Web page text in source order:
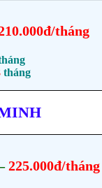
tháng
tháng
225.000đ/tháng